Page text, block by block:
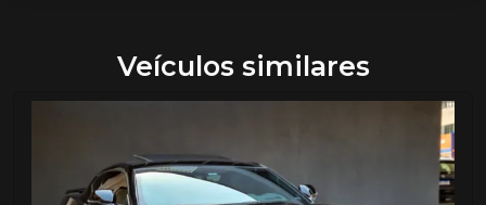
Veículos similares